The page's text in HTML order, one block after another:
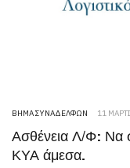
ΒΉΜΑ ΣΥΝΑΔΈΛΦΩΝ 11
Ασθένεια Λ/Φ: Να
ΚΥΑ άμεσα.